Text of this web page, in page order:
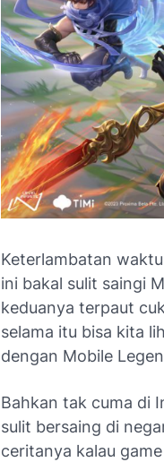
Keterlambatan
ini bakal sulit saingi
keduanya terpaut
selama itu bisa kita
dengan Mobile
Bahkan tak cuma di
sulit bersaing di
ceritanya kalau